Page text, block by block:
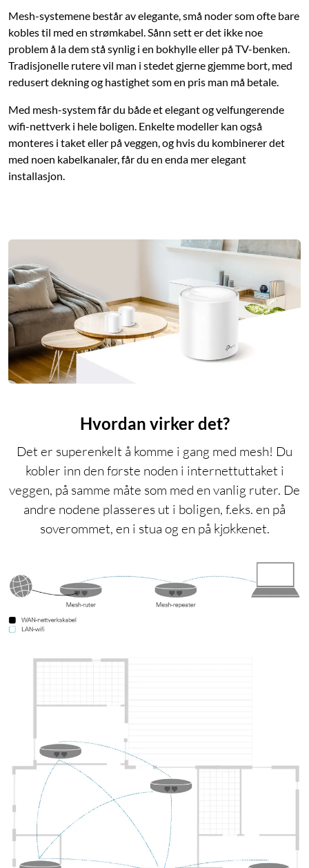
Mesh-systemene består av elegante, små noder som ofte bare
kobles til med en strømkabel. Sånn sett er det ikke noe
problem å la dem stå synlig i en bokhylle eller på TV-benken.
Tradisjonelle rutere vil man i stedet gjerne gjemme bort, med
redusert dekning og hastighet som en pris man må betale.
Med mesh-system får du både et elegant og velfungerende
wifi-nettverk i hele boligen. Enkelte modeller kan også
monteres i taket eller på veggen, og hvis du kombinerer det
med noen kabelkanaler, får du en enda mer elegant
installasjon.
Hvordan virker det?
Det er superenkelt å komme i gang med mesh! Du
kobler inn den første noden i internettuttaket i
veggen, på samme måte som med en vanlig ruter. De
andre nodene plasseres ut i boligen, f.eks. en på
soverommet, en i stua og en på kjøkkenet.